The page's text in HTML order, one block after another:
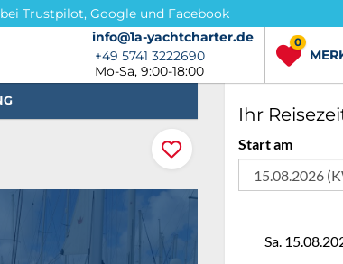
Trustpilot, Google und Facebook
info@1a-yachtcharter.de
info@1a-yachtcharter.de
+49 5741 3222690
+49 5741 3222690
Mo-Sa, 9:00-18:00
0
Ihr
Start am
Sa.